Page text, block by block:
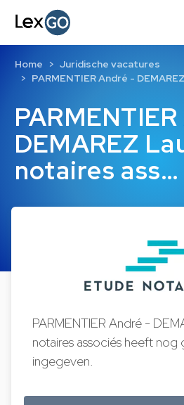
DEMAREZ
notaires ass…
Home
Juridische vacatures
PARMENTIER André -
PARMENTIER André -
notaires associés heeft nog
ingegeven.